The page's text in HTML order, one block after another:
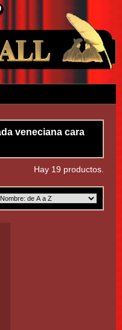
Su cuenta
veneciana cara
veneciana cara
Hay 19 productos.